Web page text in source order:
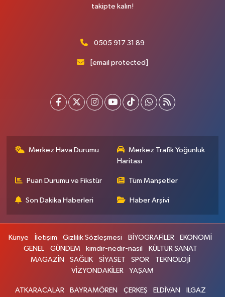
takipte kalın!
0505 917 31 89
[email protected]
Merkez Hava Durumu
Merkez Trafik Yoğunluk
Haritası
Puan Durumu ve Fikstür Tüm Manşetler
Son Dakika Haberleri Haber Arşivi
Künye İletişim Gizlilik Sözleşmesi BİYOGRAFİLER
EKONOMİ
GENEL
GÜNDEM kimdir-nedir-nasil
KÜLTÜR SANAT
MAGAZİN
SAĞLIK SİYASET SPOR
TEKNOLOJİ
VİZYONDAKİLER
YAŞAM
ATKARACALAR BAYRAMÖREN ÇERKEŞ ELDİVAN ILGAZ